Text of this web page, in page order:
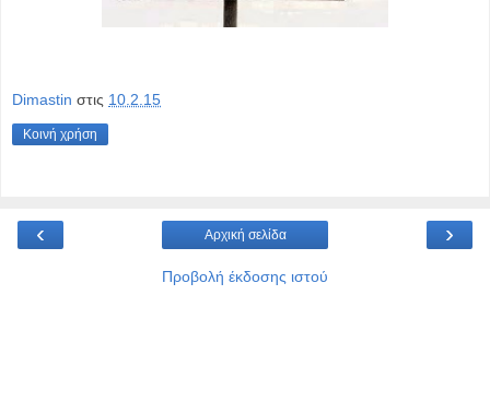
Dimastin στις 10.2.15
Κοινή χρήση
‹ ›
Αρχική σελίδα
Προβολή έκδοσης ιστού